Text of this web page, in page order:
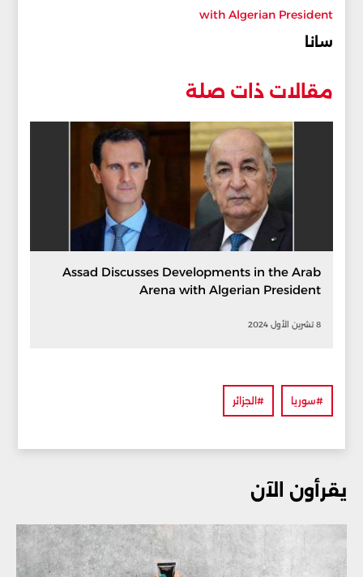
with Algerian President
سانا
مقالات ذات صلة
Assad Discusses Developments in the Arab
Arena with Algerian President
8 تشرين الأول 2024
#سوريا #الجزائر
يقرأون الآن